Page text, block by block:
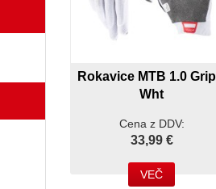
Rokavice MTB 1.0
Wht
Cena z DDV:
33,99 €
VEČ